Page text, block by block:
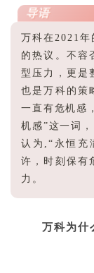
导语
万科在2021年
的热议。不容
型压力，更是
也是万科的策
一直有危机感
机感”这一词
认为,“永恒充
许，时刻保有
力。
万科为什